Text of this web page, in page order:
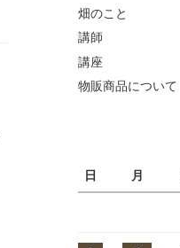
畑のこと
講師
講座
物販商品について
日 月